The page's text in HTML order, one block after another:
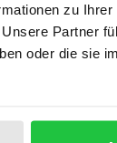
zu Ihrer
Partner
oder die sie
vom